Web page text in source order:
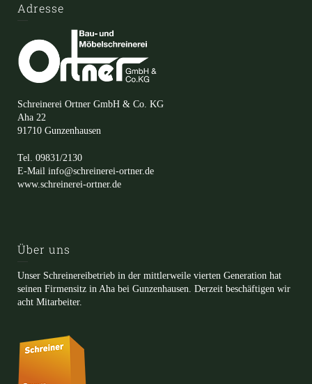
Adresse
Schreinerei Ortner GmbH & Co. KG
Aha 22
91710 Gunzenhausen
Tel. 09831/2130
E-Mail info@schreinerei-ortner.de
www.schreinerei-ortner.de
Über uns
Unser Schreinereibetrieb in der mittlerweile vierten Generation hat
seinen Firmensitz in Aha bei Gunzenhausen. Derzeit beschäftigen wir
acht Mitarbeiter.